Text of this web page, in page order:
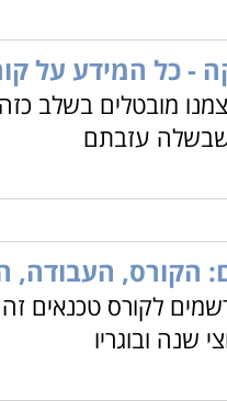
- כל המידע על
מובטלים בשלב
עזבתם
הקורס, העבודה,
לקורס טכנאים
שנה ובוגריו